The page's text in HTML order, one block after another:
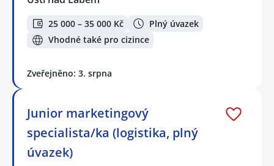
25 000 – 35 000 Kč
Plný úvazek
Vhodné také pro cizince
Zveřejněno: 3. srpna
Junior marketingový
specialista/ka (logistika, plný
úvazek)